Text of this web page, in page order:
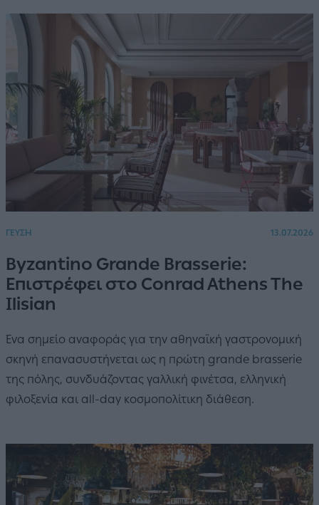
ΓΕΥΣΗ 13.07.2026
Byzantino Grande Brasserie:
Επιστρέφει στο Conrad Athens The
Ilisian
Ένα σημείο αναφοράς για την αθηναϊκή γαστρονομική
σκηνή επανασυστήνεται ως η πρώτη grande brasserie
της πόλης, συνδυάζοντας γαλλική φινέτσα, ελληνική
φιλοξενία και all-day κοσμοπολίτικη διάθεση.